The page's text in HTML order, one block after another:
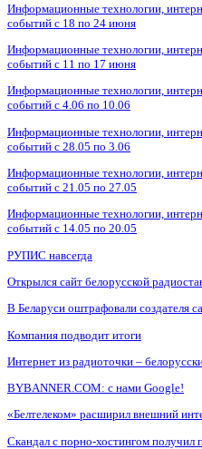
Информационные технологии,
событий с 18 по 24 июня
Информационные технологии,
событий с 11 по 17 июня
Информационные технологии,
событий с 4.06 по 10.06
Информационные технологии,
событий с 28.05 по 3.06
Информационные технологии,
событий с 21.05 по 27.05
Информационные технологии,
событий с 14.05 по 20.05
РУПИС навсегда
Открылся сайт белорусской
В Беларуси оштрафовали создателя
Компания подводит итоги
Интернет из радиоточки –
BYBANNER.COM: c нами Google!
«Белтелеком» расширил внешний
Скандал с порно-хостингом получил